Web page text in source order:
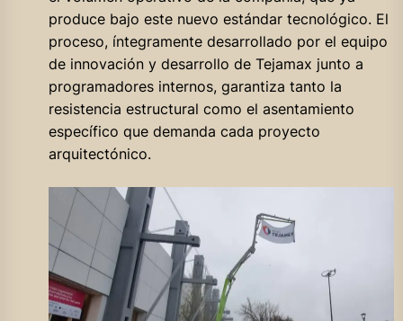
produce bajo este nuevo estándar tecnológico. El
proceso, íntegramente desarrollado por el equipo
de innovación y desarrollo de Tejamax junto a
programadores internos, garantiza tanto la
resistencia estructural como el asentamiento
específico que demanda cada proyecto
arquitectónico.